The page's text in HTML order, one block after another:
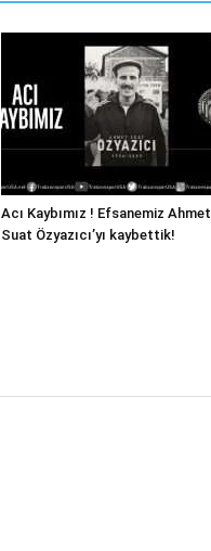
Acı Kaybımız ! Efsanemiz Ahmet
Suat Özyazıcı’yı kaybettik!